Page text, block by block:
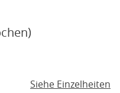
Siehe Einzelheiten